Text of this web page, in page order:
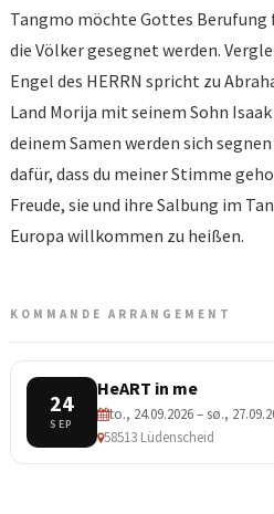
Tangmo möchte Gottes Berufung
die Völker gesegnet werden.
Engel des HERRN spricht zu
Land Morija mit seinem Sohn
deinem Samen werden sich
dafür, dass du meiner Stimme
Freude, sie und ihre Salbung im
Europa willkommen zu heißen.
KOMMANDE ARRANGEMENT
24
SEP
HeART in me
to., 24.09.2026 – sø.,
58513 Lüdenscheid